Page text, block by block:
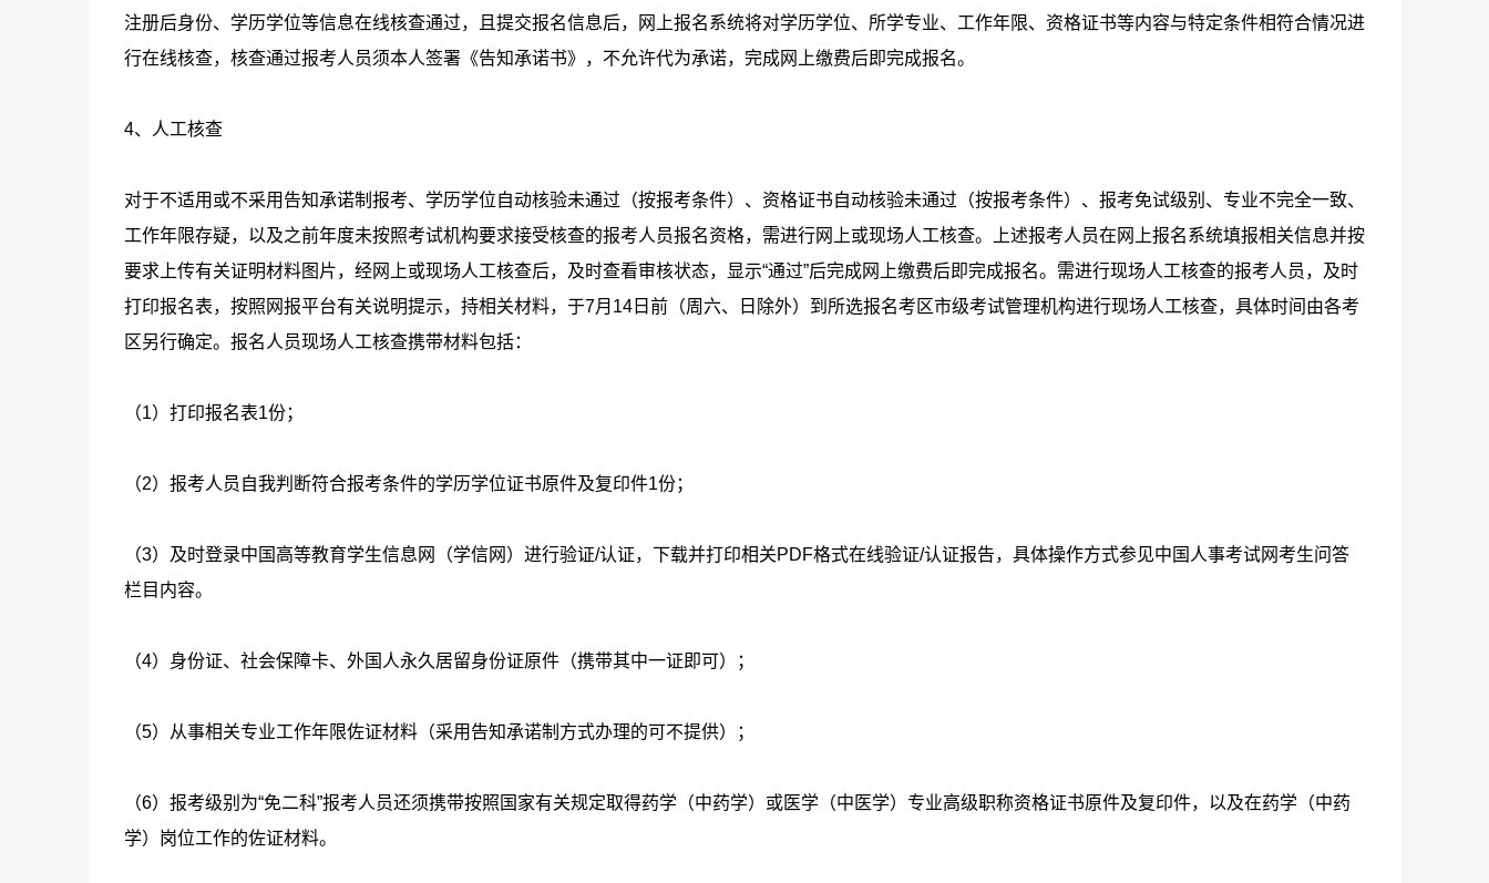
注册后身份、学历学位等信息在线核查通过，且提交报名信息后，网上报名系统将对学历学位、所学专业、工作年限、资格证书等内容与特定条件相符合情况进
行在线核查，核查通过报考人员须本人签署《告知承诺书》，不允许代为承诺，完成网上缴费后即完成报名。
4、人工核查
对于不适用或不采用告知承诺制报考、学历学位自动核验未通过（按报考条件）、资格证书自动核验未通过（按报考条件）、报考免试级别、专业不完全一致、
工作年限存疑，以及之前年度未按照考试机构要求接受核查的报考人员报名资格，需进行网上或现场人工核查。上述报考人员在网上报名系统填报相关信息并按
要求上传有关证明材料图片，经网上或现场人工核查后，及时查看审核状态，显示“通过”后完成网上缴费后即完成报名。需进行现场人工核查的报考人员，及时
打印报名表，按照网报平台有关说明提示，持相关材料，于7月14日前（周六、日除外）到所选报名考区市级考试管理机构进行现场人工核查，具体时间由各考
区另行确定。报名人员现场人工核查携带材料包括：
（1）打印报名表1份；
（2）报考人员自我判断符合报考条件的学历学位证书原件及复印件1份；
（3）及时登录中国高等教育学生信息网（学信网）进行验证/认证，下载并打印相关PDF格式在线验证/认证报告，具体操作方式参见中国人事考试网考生问答
栏目内容。
（4）身份证、社会保障卡、外国人永久居留身份证原件（携带其中一证即可）；
（5）从事相关专业工作年限佐证材料（采用告知承诺制方式办理的可不提供）；
（6）报考级别为“免二科”报考人员还须携带按照国家有关规定取得药学（中药学）或医学（中医学）专业高级职称资格证书原件及复印件，以及在药学（中药
学）岗位工作的佐证材料。